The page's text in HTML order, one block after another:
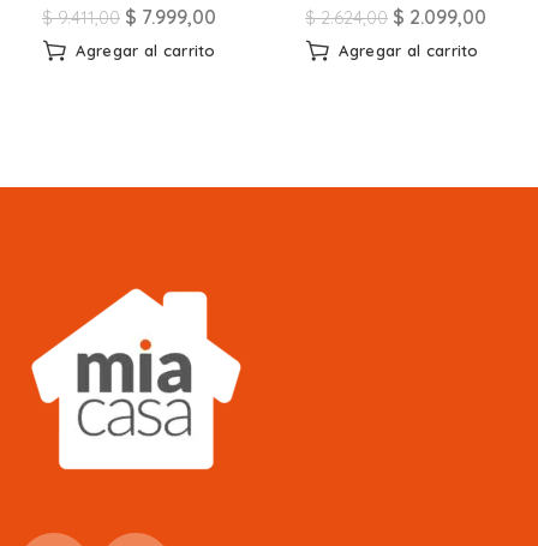
$9.411,00 $ 7.999,00
Agregar al carrito
$2.624,00 $ 2.099,00
Agregar al carrito